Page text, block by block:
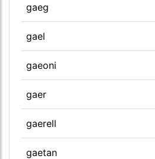
gaeg
gael
gaeoni
gaer
gaerell
gaetan